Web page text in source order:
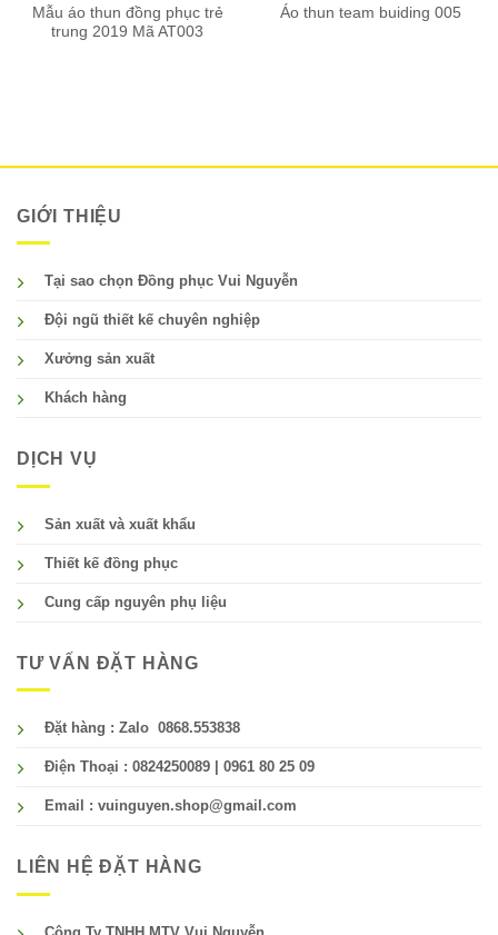
Mẫu áo thun đồng phục trẻ
trung 2019 Mã AT003
Áo thun team buiding 005
GIỚI THIỆU
Tại sao chọn Đồng phục Vui Nguyễn
Đội ngũ thiết kế chuyên nghiệp
Xưởng sản xuất
Khách hàng
DỊCH VỤ
Sản xuất và xuất khẩu
Thiết kế đồng phục
Cung cấp nguyên phụ liệu
TƯ VẤN ĐẶT HÀNG
Đặt hàng : Zalo 0868.553838
Điện Thoại : 0824250089 | 0961 80 25 09
Email : vuinguyen.shop@gmail.com
LIÊN HỆ ĐẶT HÀNG